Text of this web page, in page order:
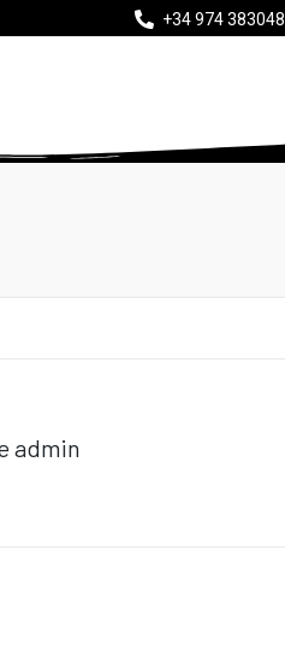
+34 974 383048
admin